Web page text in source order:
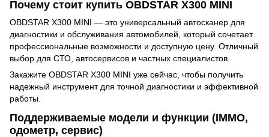
Почему стоит купить OBDSTAR X300 MINI
OBDSTAR X300 MINI — это универсальный автосканер для
диагностики и обслуживания автомобилей, который сочетает
профессиональные возможности и доступную цену. Отличный
выбор для СТО, автосервисов и частных специалистов.
Закажите OBDSTAR X300 MINI уже сейчас, чтобы получить
надежный инструмент для точной диагностики и эффективной
работы.
Поддерживаемые модели и функции (IMMO,
одометр, сервис)